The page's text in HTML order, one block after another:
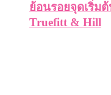
ย้อนรอยจุดเริ่ม
Truefitt & Hill